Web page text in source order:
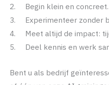
2. Begin klein en concreet.
3. Experimenteer zonder
4. Meet altijd de impact:
5. Deel kennis en werk
Bent u als bedrijf